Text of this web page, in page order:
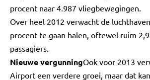
procent naar 4.987 vliegbewegingen.
Over heel 2012 verwacht de
procent te gaan halen, oftewel ruim
passagiers.
Nieuwe vergunningOok voor 2013
Airport een verdere groei, maar dat